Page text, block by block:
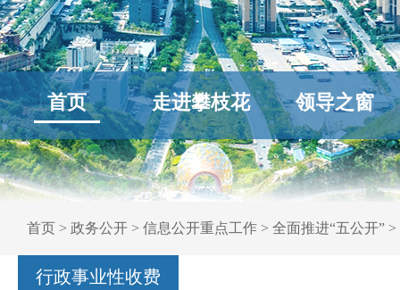
首页 走进攀枝花 领导之窗
首页 > 政务公开 > 信息公开重点工作 > 全面推进“五公开” >
行政事业性收费